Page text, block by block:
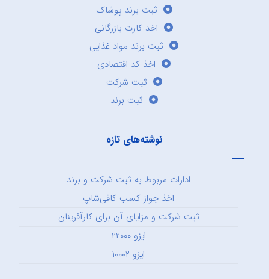
ثبت برند پوشاک
اخذ کارت بازرگانی
ثبت برند مواد غذایی
اخذ کد اقتصادی
ثبت شرکت
ثبت برند
نوشته‌های تازه
ادارات مربوط به ثبت شرکت و برند
اخذ جواز کسب کافی‌شاپ
ثبت شرکت و مزایای آن برای کارآفرینان
ایزو ۲۲۰۰۰
ایزو ۱۰۰۰۲